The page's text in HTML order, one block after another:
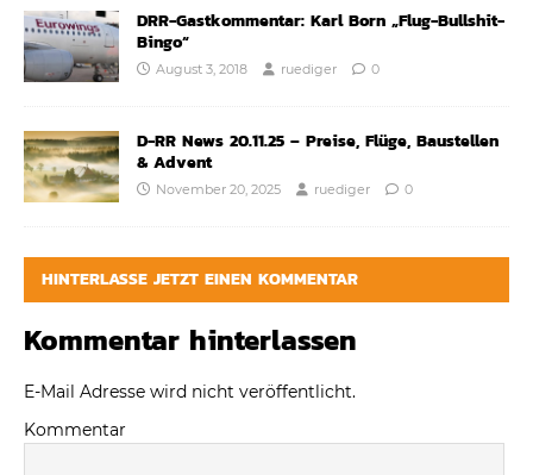
DRR-Gastkommentar: Karl Born „Flug-Bullshit-
Bingo“
August 3, 2018 ruediger 0
D-RR News 20.11.25 – Preise, Flüge, Baustellen
& Advent
November 20, 2025 ruediger 0
HINTERLASSE JETZT EINEN KOMMENTAR
Kommentar hinterlassen
E-Mail Adresse wird nicht veröffentlicht.
Kommentar